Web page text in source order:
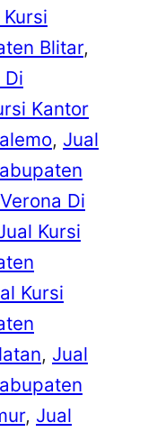
Blitar
Di
Kantor
, Jual
Di
Kursi
Kursi
, Jual
, Jual